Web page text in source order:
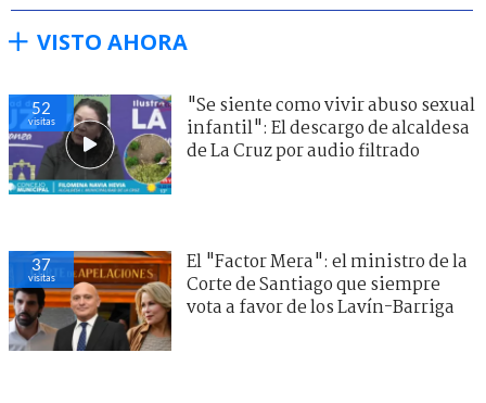
VISTO AHORA
52
visitas
"Se siente como vivir abuso sexual
infantil": El descargo de alcaldesa
de La Cruz por audio filtrado
37
visitas
El "Factor Mera": el ministro de la
Corte de Santiago que siempre
vota a favor de los Lavín-Barriga